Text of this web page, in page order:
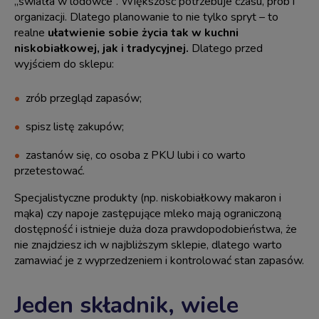
organizacji. Dlatego planowanie to nie tylko spryt – to
realne ułatwienie sobie życia tak w kuchni
niskobiałkowej, jak i tradycyjnej. Dlatego przed
wyjściem do sklepu:
zrób przegląd zapasów;
spisz listę zakupów;
zastanów się, co osoba z PKU lubi i co warto
przetestować.
Specjalistyczne produkty (np. niskobiałkowy makaron i
mąka) czy napoje zastępujące mleko mają ograniczoną
dostępność i istnieje duża doza prawdopodobieństwa, że
nie znajdziesz ich w najbliższym sklepie, dlatego warto
zamawiać je z wyprzedzeniem i kontrolować stan zapasów.
Jeden składnik, wiele